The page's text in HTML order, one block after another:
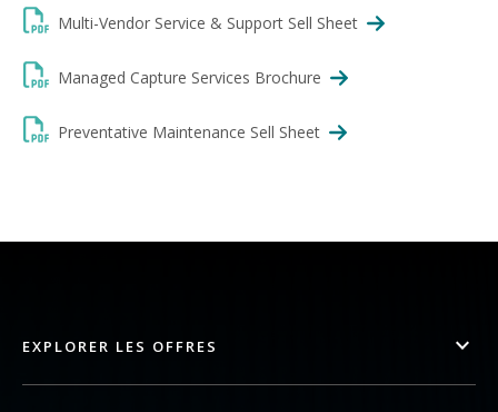
Multi-Vendor Service & Support Sell Sheet
Managed Capture Services Brochure
Preventative Maintenance Sell Sheet
EXPLORER LES OFFRES